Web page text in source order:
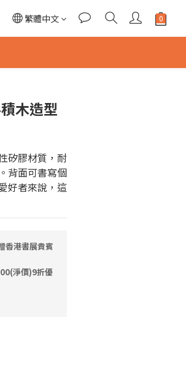
繁體中文
木造型
矽膠材質，耐
背面可書寫個
好者來說，這
香港書展貴賓
淨價)9折優